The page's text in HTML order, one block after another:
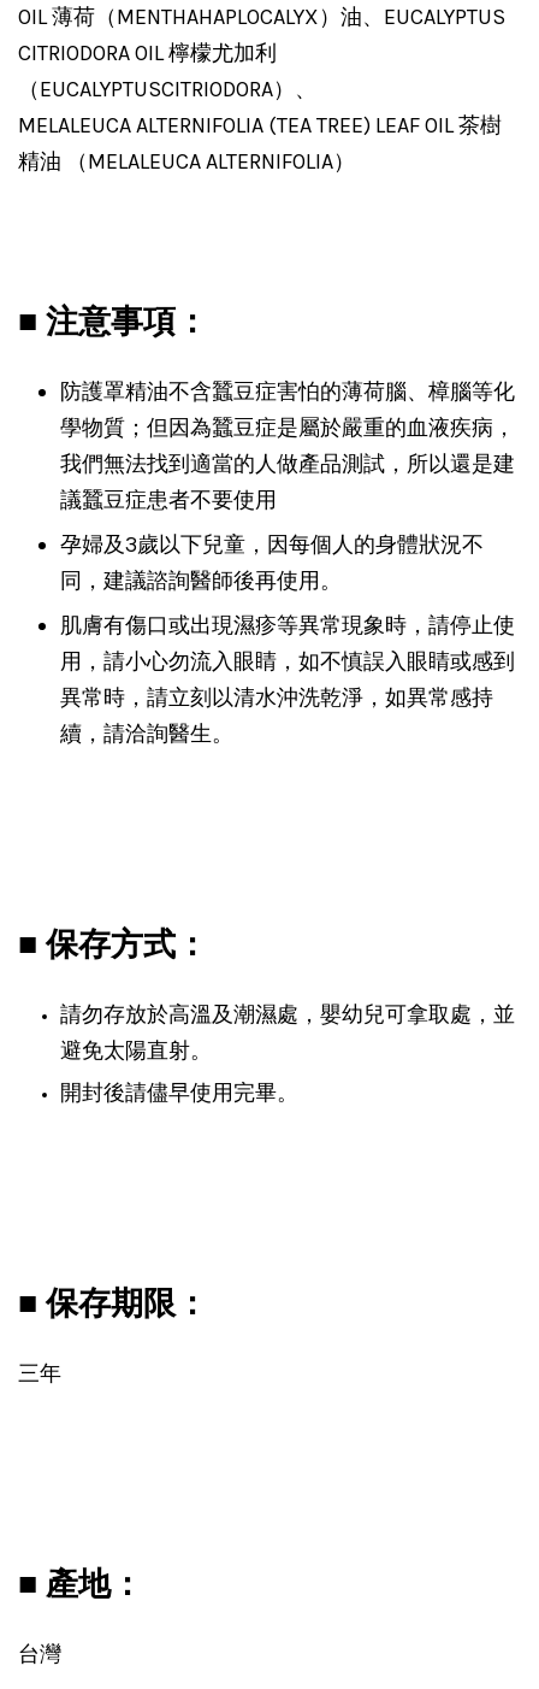
OIL 薄荷（MENTHAHAPLOCALYX）油、EUCALYPTUS
CITRIODORA OIL 檸檬尤加利
（EUCALYPTUSCITRIODORA）、
MELALEUCA ALTERNIFOLIA (TEA TREE) LEAF OIL 茶樹
精油 （MELALEUCA ALTERNIFOLIA）
■ 注意事項：
防護罩精油不含蠶豆症害怕的薄荷腦、樟腦等化
學物質；但因為蠶豆症是屬於嚴重的血液疾病，
我們無法找到適當的人做產品測試，所以還是建
議蠶豆症患者不要使用
孕婦及3歲以下兒童，因每個人的身體狀況不
同，建議諮詢醫師後再使用。
肌膚有傷口或出現濕疹等異常現象時，請停止使
用，請小心勿流入眼睛，如不慎誤入眼睛或感到
異常時，請立刻以清水沖洗乾淨，如異常感持
續，請洽詢醫生。
■ 保存方式：
請勿存放於高溫及潮濕處，嬰幼兒可拿取處，並
避免太陽直射。
開封後請儘早使用完畢。
■ 保存期限：
三年
■ 產地：
台灣